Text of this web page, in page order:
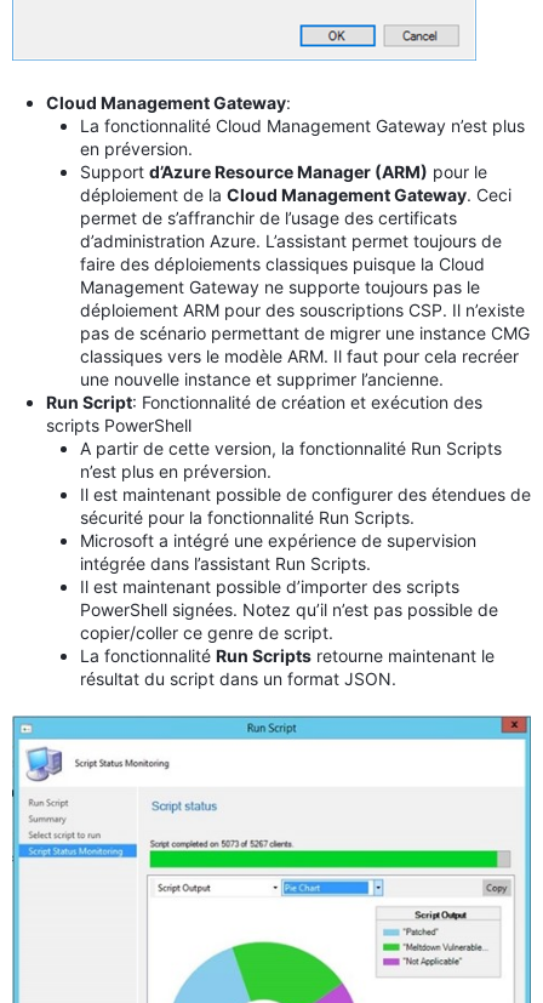
Cloud Management Gateway:
La fonctionnalité Cloud Management Gateway n’est plus
en préversion.
Support d’Azure Resource Manager (ARM) pour le
déploiement de la Cloud Management Gateway. Ceci
permet de s’affranchir de l’usage des certificats
d’administration Azure. L’assistant permet toujours de
faire des déploiements classiques puisque la Cloud
Management Gateway ne supporte toujours pas le
déploiement ARM pour des souscriptions CSP. Il n’existe
pas de scénario permettant de migrer une instance CMG
classiques vers le modèle ARM. Il faut pour cela recréer
une nouvelle instance et supprimer l’ancienne.
Run Script: Fonctionnalité de création et exécution des
scripts PowerShell
A partir de cette version, la fonctionnalité Run Scripts
n’est plus en préversion.
Il est maintenant possible de configurer des étendues de
sécurité pour la fonctionnalité Run Scripts.
Microsoft a intégré une expérience de supervision
intégrée dans l’assistant Run Scripts.
Il est maintenant possible d’importer des scripts
PowerShell signées. Notez qu’il n’est pas possible de
copier/coller ce genre de script.
La fonctionnalité Run Scripts retourne maintenant le
résultat du script dans un format JSON.